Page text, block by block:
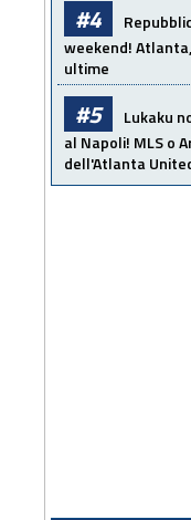
#4
weekend!
ultime
#5 Lukaku
al Napoli! MLS o
dell'Atlanta